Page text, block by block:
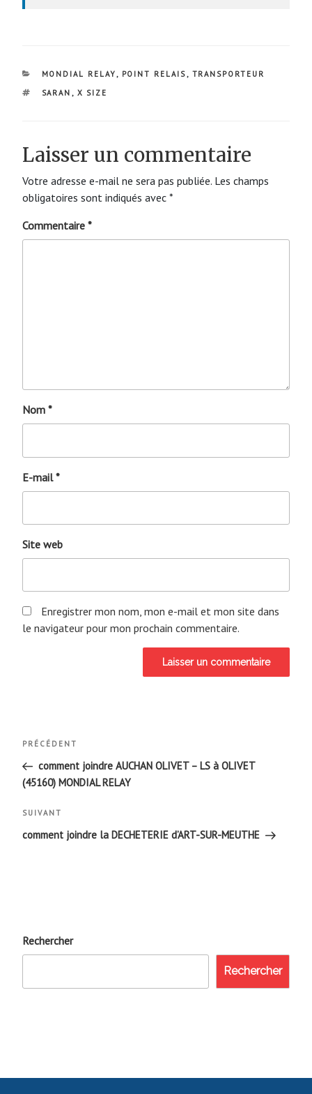
CATÉGORIES
MONDIAL RELAY , POINT RELAIS , TRANSPORTEUR
ÉTIQUETTES
SARAN , X SIZE
Laisser un commentaire
Votre adresse e-mail ne sera pas publiée. Les champs
obligatoires sont indiqués avec *
Commentaire *
Nom *
E-mail*
Site web
Enregistrer mon nom, mon e-mail et mon site dans
le navigateur pour mon prochain commentaire.
Navigation
de
l’article
Article
précédent
PRÉCÉDENT
comment joindre AUCHAN OLIVET – LS à OLIVET
(45160) MONDIAL RELAY
Article
suivant
SUIVANT
comment joindre la DECHETERIE d’ART-SUR-MEUTHE
Rechercher
Rechercher